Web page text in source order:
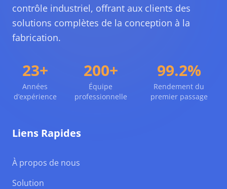
contrôle industriel, offrant aux clients des
solutions complètes de la conception à la
fabrication.
23+
Années
d’expérience
200+
Équipe
professionnelle
99.2%
Rendement du
premier passage
Liens Rapides
À propos de nous
Solution